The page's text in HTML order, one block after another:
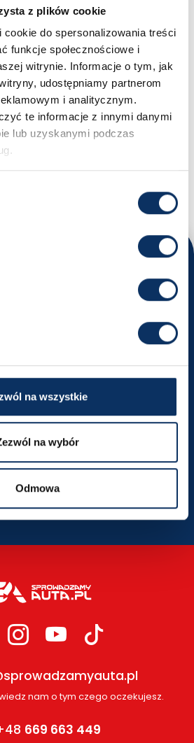
z plików cookie
do spersonalizowania treści
funkcje społecznościowe i
witrynie. Informacje o tym, jak
udostępniamy partnerom
i analitycznym.
te informacje z innymi danymi
lub uzyskanymi podczas
na wszystkie
na wybór
Odmowa
pod dom
PODOBNY
ds. importu samochodów
449
i umów się na rozmowę
trasę
LOKALIZACJI
nam o tym czego oczekujesz.
669 663 449